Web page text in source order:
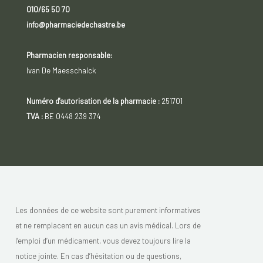
010/65 50 70
info@pharmaciedechastre.be
Pharmacien responsable:
Ivan De Maesschalck
Numéro d'autorisation de la pharmacie :251701
TVA :BE 0448 239 374
Les données de ce website sont purement informatives
et ne remplacent en aucun cas un avis médical. Lors de
l’emploi d’un médicament, vous devez toujours lire la
notice jointe. En cas d’hésitation ou de questions,